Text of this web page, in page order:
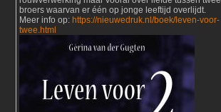
broers waarvan er één op jonge leeftijd overlijdt.
Meer info op: https://nieuwedruk.nl/boek/leven-voor-
twee.html